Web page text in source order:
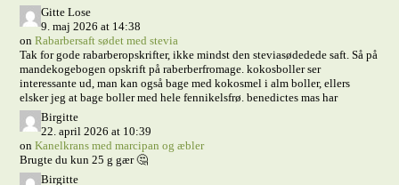
Gitte Lose
9. maj 2026 at 14:38
onRabarbersaft sødet med stevia
Tak for gode rabarberopskrifter, ikke mindst den steviasødedede saft. Så på
mandekogebogen opskrift på raberberfromage. kokosboller ser
interessante ud, man kan også bage med kokosmel i alm boller, ellers
elsker jeg at bage boller med hele fennikelsfrø. benedictes mas har
Birgitte
22. april 2026 at 10:39
onKanelkrans med marcipan og æbler
Brugte du kun 25 g gær 🤔
Birgitte